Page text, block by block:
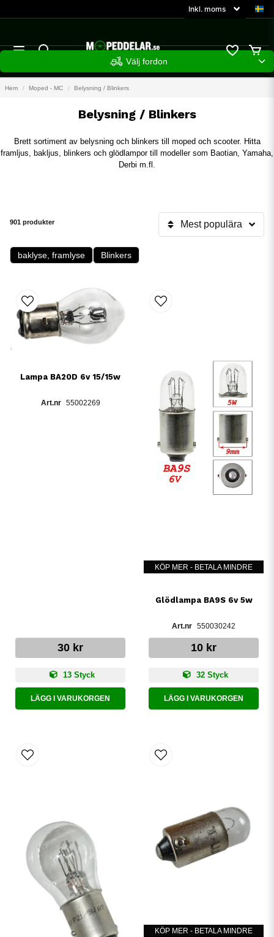
Välj fordon
Hem Moped - MC Belysning / Blinkers
Belysning / Blinkers
Brett sortiment av belysning och blinkers till moped och scooter. Hitta
framljus, bakljus, blinkers och glödlampor till modeller som Baotian, Yamaha,
Derbi m.fl.
901 produkter Mest populära
baklyse, framlyse Blinkers
Lampa BA20D 6v 15/15w
55002269
30 kr
13 Styck
LÄGG I VARUKORGEN
KÖP MER - BETALA MINDRE
Glödlampa BA9S 6v 5w
550030242
10 kr
32 Styck
LÄGG I VARUKORGEN
KÖP MER - BETALA MINDRE